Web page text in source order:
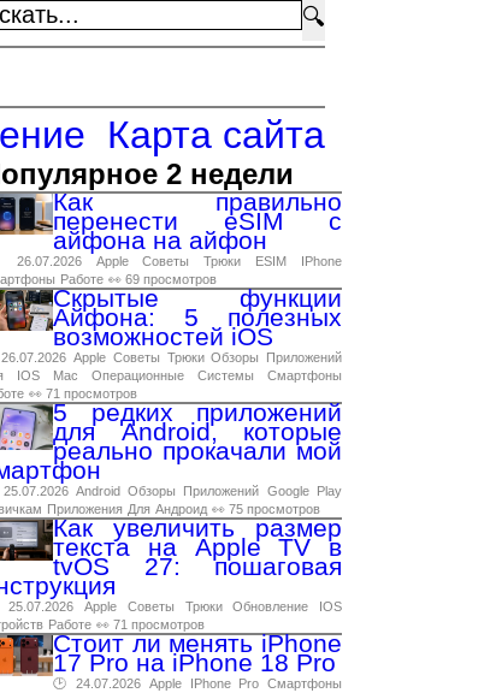
🔍
Карта сайта
2 недели
Как правильно
перенести eSIM с
айфона на айфон
Apple Советы Трюки ESIM
IPhone
Работе 👀 69 просмотров
Скрытые функции
Айфона: 5 полезных
возможностей iOS
Apple Советы Трюки Обзоры
Приложений
IOS Mac Операционные Системы
Смартфоны
👀 71 просмотров
5 редких приложений
для Android, которые
реально прокачали мой
Android Обзоры Приложений Google
Play
Приложения Для Андроид 👀 75 просмотров
Как увеличить размер
текста на Apple TV в
tvOS 27: пошаговая
Apple Советы Трюки Обновление
IOS
Работе 👀 71 просмотров
Стоит ли менять iPhone
17 Pro на iPhone 18 Pro
🕑 24.07.2026 Apple IPhone Pro Смартфоны